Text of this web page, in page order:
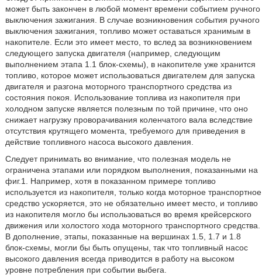
может быть закончен в любой момент времени событием ручного
выключения зажигания. В случае возникновения события ручного
выключения зажигания, топливо может оставаться хранимым в
накопителе. Если это имеет место, то вслед за возникновением
следующего запуска двигателя (например, следующим
выполнением этапа 1.1 блок-схемы), в накопителе уже хранится
топливо, которое может использоваться двигателем для запуска
двигателя и разгона моторного транспортного средства из
состояния покоя. Использование топлива из накопителя при
холодном запуске является полезным по той причине, что оно
снижает нагрузку проворачивания коленчатого вала вследствие
отсутствия крутящего момента, требуемого для приведения в
действие топливного насоса высокого давления.
Следует принимать во внимание, что полезная модель не
ограничена этапами или порядком выполнения, показанными на
фиг.1. Например, хотя в показанном примере топливо
используется из накопителя, только когда моторное транспортное
средство ускоряется, это не обязательно имеет место, и топливо
из накопителя могло бы использоваться во время крейсерского
движения или холостого хода моторного транспортного средства.
В дополнение, этапы, показанные на вершинах 1.5, 1.7 и 1.8
блок-схемы, могли бы быть опущены, так что топливный насос
высокого давления всегда приводится в работу на высоком
уровне потребления при событии выбега.